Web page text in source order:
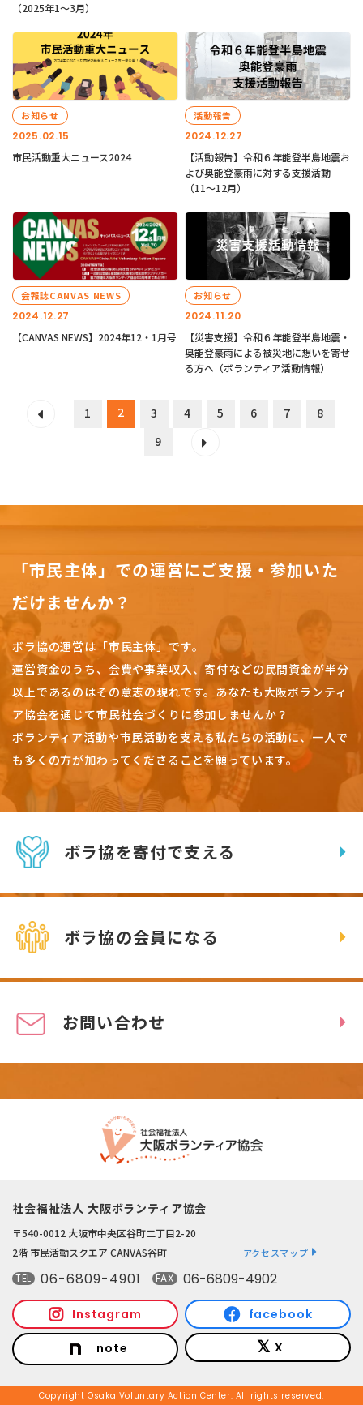
（2025年1〜3月）
2025.02.15
お知らせ
市民活動重大ニュース2024
2024.12.27
活動報告
【活動報告】令和６年能登半島地震お
よび奥能登豪雨に対する支援活動
（11〜12月）
2024.12.27
会報誌CANVAS NEWS
【CANVAS NEWS】2024年12・1月号
2024.11.20
お知らせ
【災害支援】令和６年能登半島地震・
奥能登豪雨による被災地に想いを寄せ
る方へ（ボランティア活動情報）
1 2 3 4 5 6 7
8
9
「市民主体」での運営にご支援・参加いた
だけませんか？
ボラ協の運営は「市民主体」です。
運営資金のうち、会費や事業収入、寄付などの民間資金が半分
以上であるのはその意志の現れです。 あなたも大阪ボランティ
ア協会を通じて市民社会づくりに参加しませんか？
ボランティア活動や市民活動を支える私たちの活動に、一人で
も多くの方が加わってくださることを願っています。
ボラ協を寄付で支える
ボラ協の会員になる
お問い合わせ
社会福祉法人 大阪ボランティア協会
〒540-0012 大阪市中央区谷町二丁目2-20
2階 市民活動スクエア CANVAS谷町
アクセスマップ
TEL 06-6809-4901 FAX 06-6809-4902
Instagram facebook
note X
Copyright Osaka Voluntary Action Center. All rights reserved.